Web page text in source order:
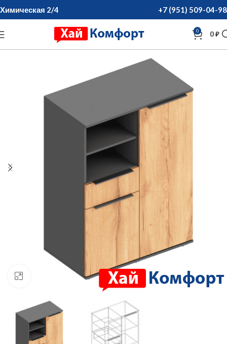
Химическая 2/4 +7 (951) 509-04-98
0 0₽
нажмите для увеличения